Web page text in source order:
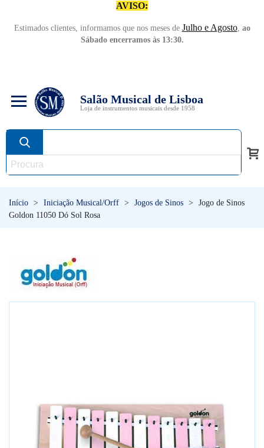
AVISO:
Estimados clientes, informamos que nos meses de Julho e Agosto, ao
Sábado encerramos às 13:30.
Salão Musical de Lisboa
Loja de instrumentos musicais desde 1958
Início > Iniciação Musical/Orff > Jogos de Sinos >
Jogo de Sinos
Goldon 11050 Dó Sol Rosa